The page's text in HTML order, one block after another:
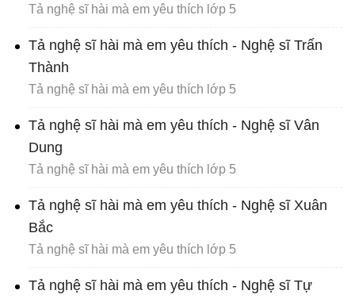
Tả nghệ sĩ hài mà em yêu thích lớp 5
Tả nghệ sĩ hài mà em yêu thích - Nghệ sĩ Trấn
Thành
Tả nghệ sĩ hài mà em yêu thích lớp 5
Tả nghệ sĩ hài mà em yêu thích - Nghệ sĩ Vân
Dung
Tả nghệ sĩ hài mà em yêu thích lớp 5
Tả nghệ sĩ hài mà em yêu thích - Nghệ sĩ Xuân
Bắc
Tả nghệ sĩ hài mà em yêu thích lớp 5
Tả nghệ sĩ hài mà em yêu thích - Nghệ sĩ Tự